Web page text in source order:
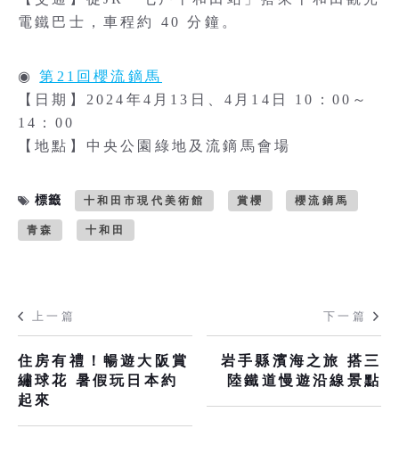
電鐵巴士，車程約 40 分鐘。
◉第21回櫻流鏑馬
【日期】2024年4月13日、4月14日 10：00～
14：00
【地點】中央公園綠地及流鏑馬會場
標籤 十和田市現代美術館 賞櫻 櫻流鏑馬
青森 十和田
上一篇
住房有禮！暢遊大阪賞
繡球花 暑假玩日本約
起來
下一篇
岩手縣濱海之旅 搭三
陸鐵道慢遊沿線景點